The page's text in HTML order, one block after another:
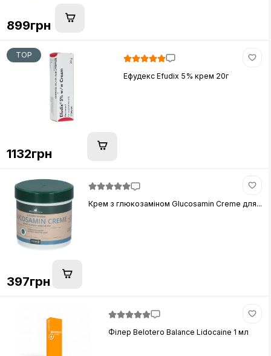
899грн
TOP
Ефудекс Efudix 5% крем 20г
1132грн
Крем з глюкозаміном Glucosamin Creme для...
397грн
Філер Belotero Balance Lidocaine 1 мл